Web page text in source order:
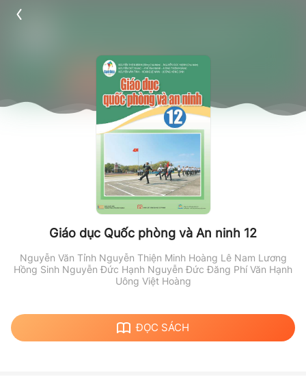
Giáo dục Quốc phòng và An ninh 12
Nguyễn Văn Tỉnh Nguyễn Thiện Minh Hoàng Lê Nam Lương
Hồng Sinh Nguyễn Đức Hạnh Nguyễn Đức Đăng Phí Văn Hạnh
Uông Việt Hoàng
ĐỌC SÁCH